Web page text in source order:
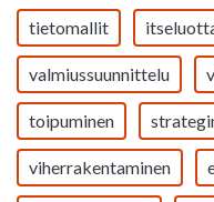
tietomallit
valmiussuunnittelu
toipuminen
viherrakentaminen